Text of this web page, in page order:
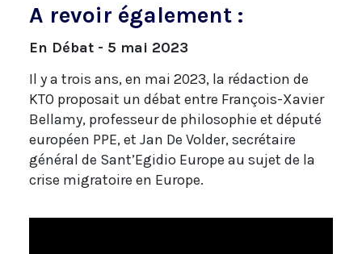
A revoir également :
En Débat - 5 mai 2023
Il y a trois ans, en mai 2023, la rédaction de
KTO proposait un débat entre François-Xavier
Bellamy, professeur de philosophie et député
européen PPE, et Jan De Volder, secrétaire
général de Sant’Egidio Europe au sujet de la
crise migratoire en Europe.